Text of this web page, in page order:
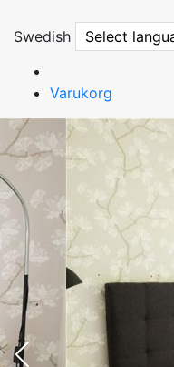
Swedish Select
Varukorg